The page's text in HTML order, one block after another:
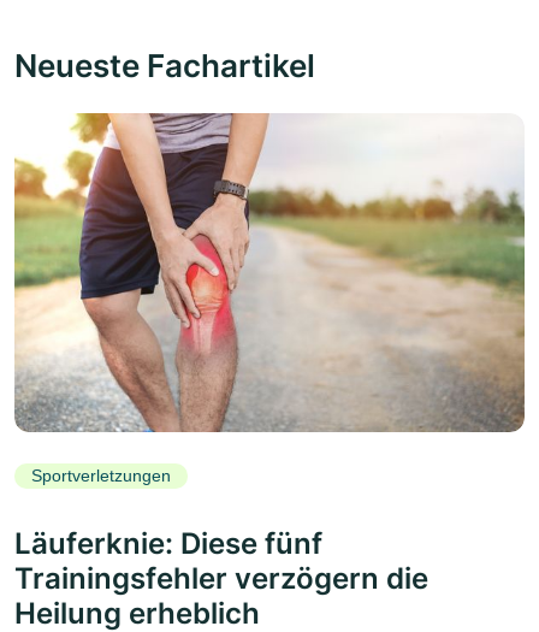
Neueste Fachartikel
Sportverletzungen
Läuferknie: Diese fünf
Trainingsfehler verzögern die
Heilung erheblich